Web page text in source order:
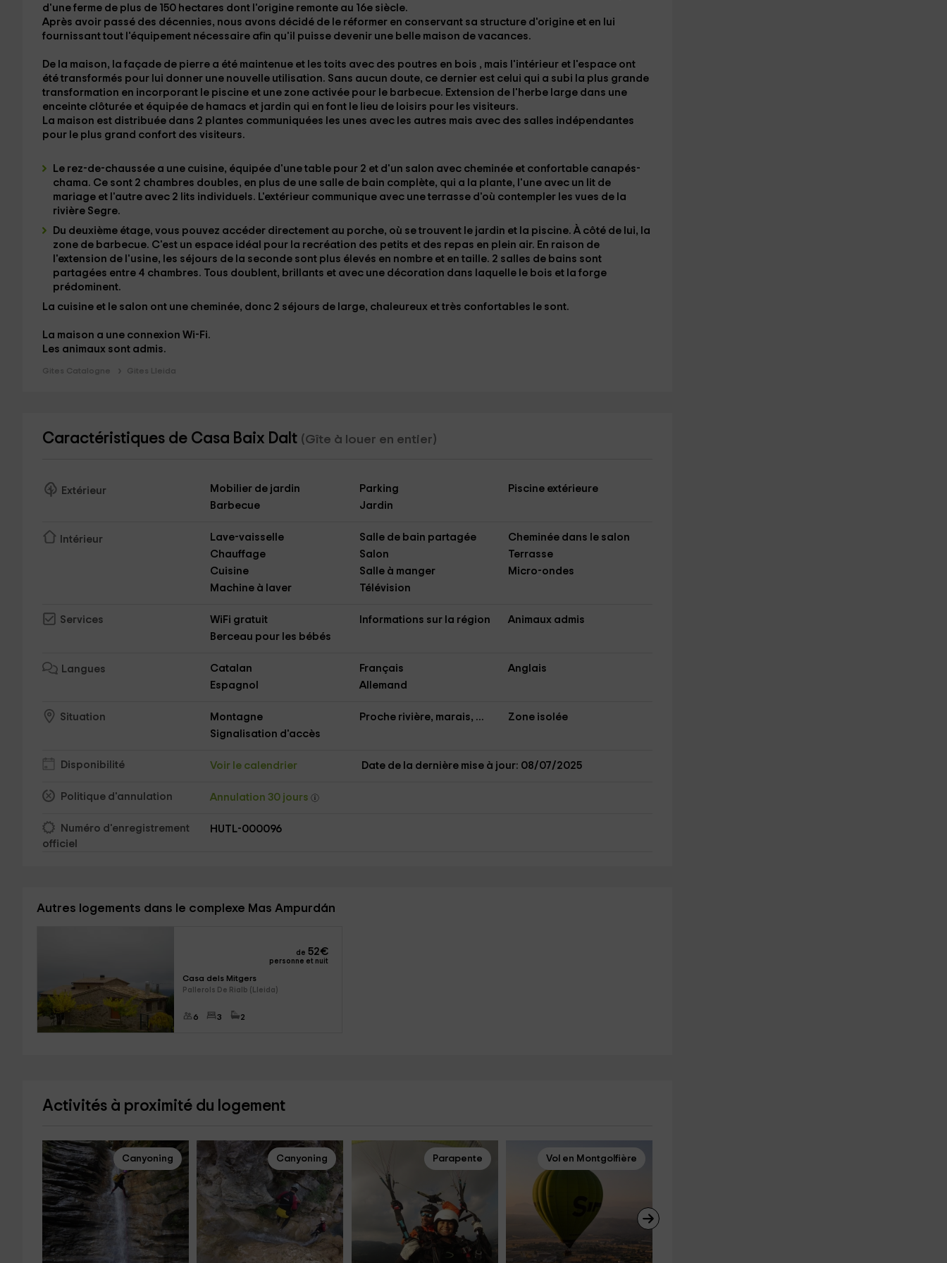
d'une ferme de plus de 150 hectares dont l'origine remonte au 16e siècle.
Après avoir passé des décennies, nous avons décidé de le réformer en conservant sa structure d'origine et en lui
fournissant tout l'équipement nécessaire afin qu'il puisse devenir une belle maison de vacances.
De la maison, la façade de pierre a été maintenue et les toits avec des poutres en bois , mais l'intérieur et l'espace ont
été transformés pour lui donner une nouvelle utilisation. Sans aucun doute, ce dernier est celui qui a subi la plus grande
transformation en incorporant le piscine et une zone activée pour le barbecue. Extension de l'herbe large dans une
enceinte clôturée et équipée de hamacs et jardin qui en font le lieu de loisirs pour les visiteurs.
La maison est distribuée dans 2 plantes communiquées les unes avec les autres mais avec des salles indépendantes
pour le plus grand confort des visiteurs.
Le rez-de-chaussée a une cuisine, équipée d'une table pour 2 et d'un salon avec cheminée et confortable canapés-
chama. Ce sont 2 chambres doubles, en plus de une salle de bain complète, qui a la plante, l'une avec un lit de
mariage et l'autre avec 2 lits individuels. L'extérieur communique avec une terrasse d'où contempler les vues de la
rivière Segre.
Du deuxième étage, vous pouvez accéder directement au porche, où se trouvent le jardin et la piscine. À côté de lui, la
zone de barbecue. C'est un espace idéal pour la recréation des petits et des repas en plein air. En raison de
l'extension de l'usine, les séjours de la seconde sont plus élevés en nombre et en taille. 2 salles de bains sont
partagées entre 4 chambres. Tous doublent, brillants et avec une décoration dans laquelle le bois et la forge
prédominent.
La cuisine et le salon ont une cheminée, donc 2 séjours de large, chaleureux et très confortables le sont.
La maison a une connexion Wi-Fi.
Les animaux sont admis.
Gites Catalogne Gites Lleida
Caractéristiques de Casa Baix Dalt (Gîte à louer en entier)
Extérieur Mobilier de jardin Parking
Piscine extérieure
Barbecue
Jardin
Intérieur Lave-vaisselle Salle de bain partagée
Cheminée dans le salon
Chauffage
Salon
Terrasse
Cuisine
Salle à manger
Micro-ondes
Machine à laver
Télévision
Services WiFi gratuit Informations sur la région
Animaux admis
Berceau pour les bébés
Langues Catalan Français
Anglais
Espagnol
Allemand
Situation Montagne Proche rivière, marais, ...
Zone isolée
Signalisation d'accès
Disponibilité Voir le calendrier Date de la dernière mise à jour: 08/07/2025
Politique d'annulation Annulation 30 jours
Numéro d'enregistrement
officiel
HUTL-000096
Autres logements dans le complexe Mas Ampurdán
de 52€
personne et nuit
Casa dels Mitgers
Pallerols De Rialb (Lleida)
6 3 2
Activités à proximité du logement
Canyoning Canyoning Parapente Vol en Montgolfière